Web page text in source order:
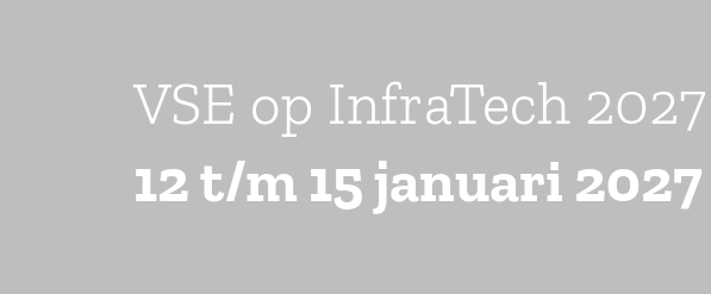
VSE op InfraTech 2027
12 t/m 15 januari